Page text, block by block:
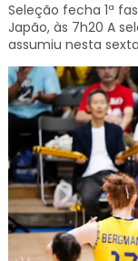
Seleção fecha 1ª
Japão, às 7h20 A
assumiu nesta